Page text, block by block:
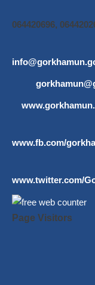
064420696,
www.fb.com/
www.twitter.com/
Page Visitors